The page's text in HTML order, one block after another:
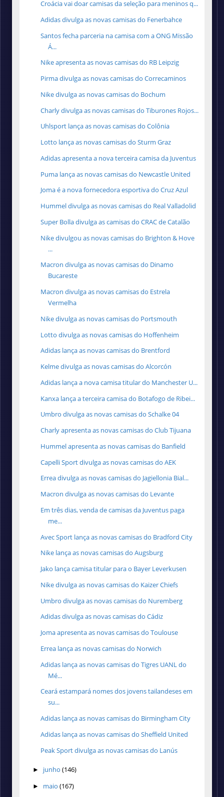
Croácia vai doar camisas da seleção para meninos q...
Adidas divulga as novas camisas do Fenerbahce
Santos fecha parceria na camisa com a ONG Missão
Á...
Nike apresenta as novas camisas do RB Leipzig
Pirma divulga as novas camisas do Correcaminos
Nike divulga as novas camisas do Bochum
Charly divulga as novas camisas do Tiburones Rojos...
Uhlsport lança as novas camisas do Colônia
Lotto lança as novas camisas do Sturm Graz
Adidas apresenta a nova terceira camisa da Juventus
Puma lança as novas camisas do Newcastle United
Joma é a nova fornecedora esportiva do Cruz Azul
Hummel divulga as novas camisas do Real Valladolid
Super Bolla divulga as camisas do CRAC de Catalão
Nike divulgou as novas camisas do Brighton & Hove
...
Macron divulga as novas camisas do Dinamo
Bucareste
Macron divulga as novas camisas do Estrela
Vermelha
Nike divulga as novas camisas do Portsmouth
Lotto divulga as novas camisas do Hoffenheim
Adidas lança as novas camisas do Brentford
Kelme divulga as novas camisas do Alcorcón
Adidas lança a nova camisa titular do Manchester U...
Kanxa lança a terceira camisa do Botafogo de Ribei...
Umbro divulga as novas camisas do Schalke 04
Charly apresenta as novas camisas do Club Tijuana
Hummel apresenta as novas camisas do Banfield
Capelli Sport divulga as novas camisas do AEK
Errea divulga as novas camisas do Jagiellonia Bial...
Macron divulga as novas camisas do Levante
Em três dias, venda de camisas da Juventus paga
me...
Avec Sport lança as novas camisas do Bradford City
Nike lança as novas camisas do Augsburg
Jako lança camisa titular para o Bayer Leverkusen
Nike divulga as novas camisas do Kaizer Chiefs
Umbro divulga as novas camisas do Nuremberg
Adidas divulga as novas camisas do Cádiz
Joma apresenta as novas camisas do Toulouse
Errea lança as novas camisas do Norwich
Adidas lança as novas camisas do Tigres UANL do
Mé...
Ceará estampará nomes dos jovens tailandeses em
su...
Adidas lança as novas camisas do Birmingham City
Adidas lança as novas camisas do Sheffield United
Peak Sport divulga as novas camisas do Lanús
► junho (146)
► maio (167)